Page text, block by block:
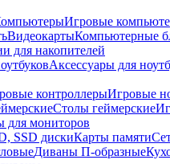
Игровые
ВидеокартыКомпьютерные
для накопителей
Аксессуары для
контроллерыИгровые
Столы геймерские
для мониторов
SSD дискиКарты памяти
Диваны П-образные